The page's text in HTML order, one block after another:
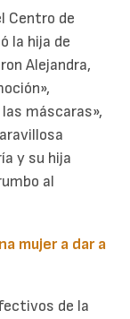
Centro de
la hija de
Alejandra,
máscaras»,
y su hija
al
mujer a dar a
de la